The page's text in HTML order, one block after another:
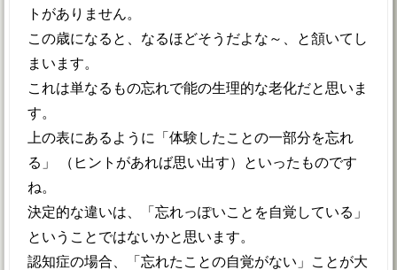
トがありません。
この歳になると、なるほどそうだよな～、と頷いてし
まいます。
これは単なるもの忘れで能の生理的な老化だと思いま
す。
上の表にあるように「体験したことの一部分を忘れ
る」 （ヒントがあれば思い出す）といったものです
ね。
決定的な違いは、「忘れっぽいことを自覚している」
ということではないかと思います。
認知症の場合、「忘れたことの自覚がない」ことが大